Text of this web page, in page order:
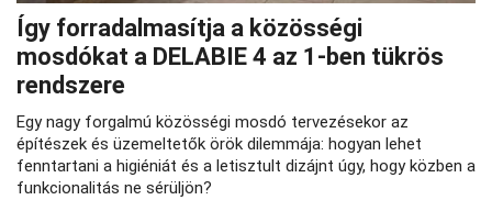
Így forradalmasítja a közösségi
mosdókat a DELABIE 4 az 1-ben tükrös
rendszere
Egy nagy forgalmú közösségi mosdó tervezésekor az
építészek és üzemeltetők örök dilemmája: hogyan lehet
fenntartani a higiéniát és a letisztult dizájnt úgy, hogy közben a
funkcionalitás ne sérüljön?